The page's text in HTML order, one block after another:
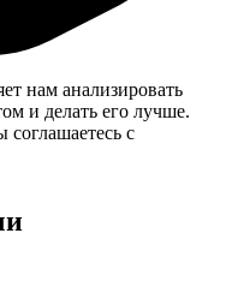
нам анализировать
и делать его лучше.
соглашаетесь с